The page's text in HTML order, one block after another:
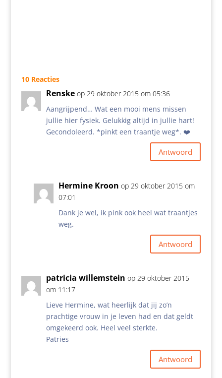
10 Reacties
Renske op 29 oktober 2015 om 05:36
Aangrijpend… Wat een mooi mens missen
jullie hier fysiek. Gelukkig altijd in jullie hart!
Gecondoleerd. *pinkt een traantje weg*. ❤️
Antwoord
Hermine Kroon op 29 oktober 2015 om
07:01
Dank je wel, ik pink ook heel wat traantjes
weg.
Antwoord
patricia willemstein op 29 oktober 2015
om 11:17
Lieve Hermine, wat heerlijk dat jij zo’n
prachtige vrouw in je leven had en dat geldt
omgekeerd ook. Heel veel sterkte.
Patries
Antwoord